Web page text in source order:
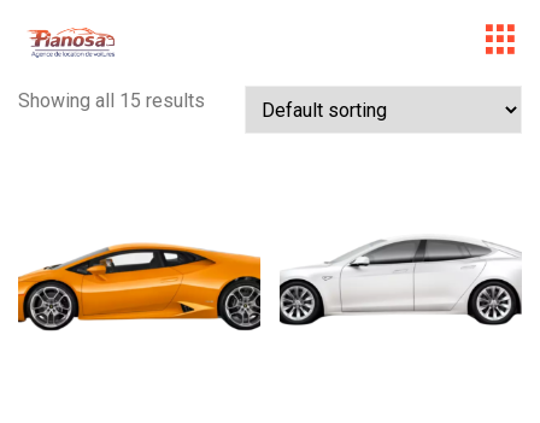
Showing all 15 results